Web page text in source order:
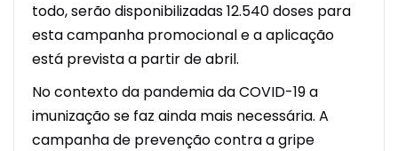
todo, serão disponibilizadas 12.540 doses para
esta campanha promocionale a aplicação
está prevista a partir de abril.
No contexto da pandemiada COVID-19a
imunização se faz ainda mais necessária. A
campanha de prevenção contra a gripe